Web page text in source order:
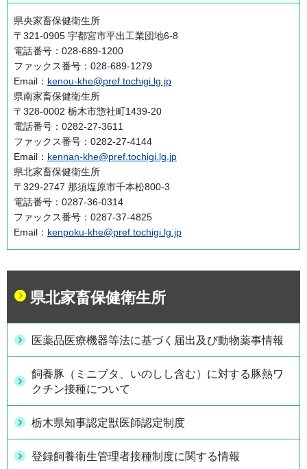
県央家畜保健衛生所
〒321-0905 宇都宮市平出工業団地6-8
電話番号：028-689-1200
ファックス番号：028-689-1279
Email： kenou-khe@pref.tochigi.lg.jp
県南家畜保健衛生所
〒328-0002 栃木市惣社町1439-20
電話番号：0282-27-3611
ファックス番号：0282-27-4144
Email： kennan-khe@pref.tochigi.lg.jp
県北家畜保健衛生所
〒329-2747 那須塩原市千本松800-3
電話番号：0287-36-0314
ファックス番号：0287-37-4825
Email： kenpoku-khe@pref.tochigi.lg.jp
県北家畜保健衛生所
医薬品医療機器等法に基づく届出及び動物薬事情報
飼養豚（ミニブタ、いのしし含む）に対する豚熱ワ
クチン接種について
栃木県知事認定獣医師認定制度
登録飼養衛生管理者接種制度に関する情報